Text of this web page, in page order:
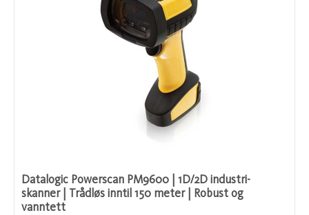
Datalogic Powerscan PM9600 | 1D/2D industri-
skanner | Trådløs inntil 150 meter | Robust og
vanntett